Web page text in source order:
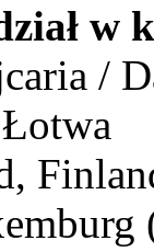
w
/